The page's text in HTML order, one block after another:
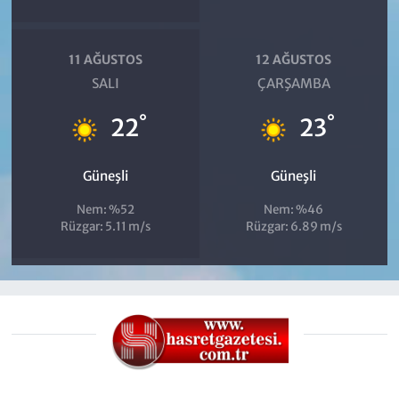
11 AĞUSTOS
SALI
22°
Güneşli
Nem: %52
Rüzgar: 5.11 m/s
12 AĞUSTOS
ÇARŞAMBA
23°
Güneşli
Nem: %46
Rüzgar: 6.89 m/s